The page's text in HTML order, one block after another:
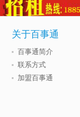
关于百事通
百事通简介
联系方式
加盟百事通